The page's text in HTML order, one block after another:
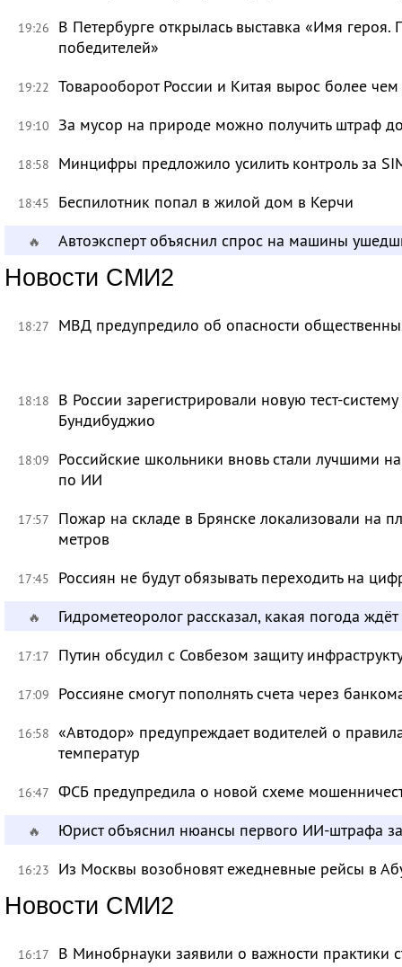
19:26
В Петербурге открылась выставка «Имя героя.
победителей»
19:22 Товарооборот России и Китая вырос более чем
19:10 За мусор на природе можно получить штраф
18:58 Минцифры предложило усилить контроль за
18:45 Беспилотник попал в жилой дом в Керчи
🔥 Автоэксперт объяснил спрос на машины
Новости СМИ2
18:27 МВД предупредило об опасности
18:18
В России зарегистрировали новую тест-
Бундибуджио
18:09
Российские школьники вновь стали лучшими
по ИИ
17:57
Пожар на складе в Брянске локализовали на
метров
17:45 Россиян не будут обязывать переходить на
🔥 Гидрометеоролог рассказал, какая погода
17:17 Путин обсудил с Совбезом защиту
17:09 Россияне смогут пополнять счета через
16:58 «Автодор» предупреждает водителей о
температур
16:47 ФСБ предупредила о новой схеме
🔥 Юрист объяснил нюансы первого ИИ-штрафа
16:23 Из Москвы возобновят ежедневные рейсы в
Новости СМИ2
16:17 В Минобрнауки заявили о важности практики